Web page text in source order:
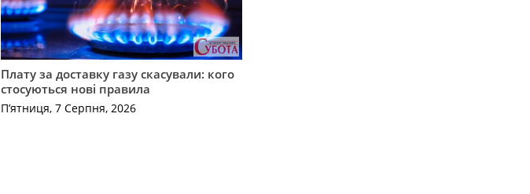
Плату за доставку газу скасували: кого
стосуються нові правила
П’ятниця, 7 Серпня, 2026